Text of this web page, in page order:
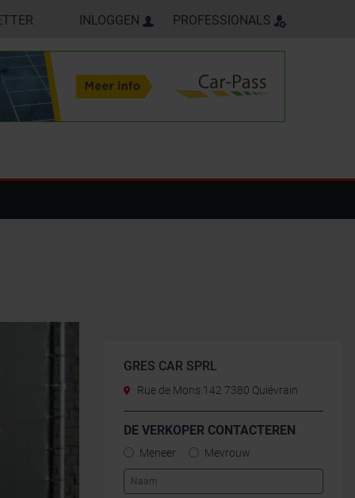
INLOGGEN PROFESSIONALS
GRES CAR SPRL
Rue de Mons 142 7380 Quiévrain
DE VERKOPER CONTACTEREN
Meneer Mevrouw